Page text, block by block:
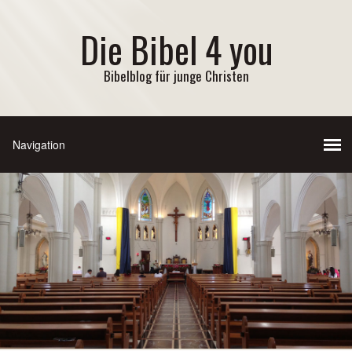
Die Bibel 4 you
Bibelblog für junge Christen